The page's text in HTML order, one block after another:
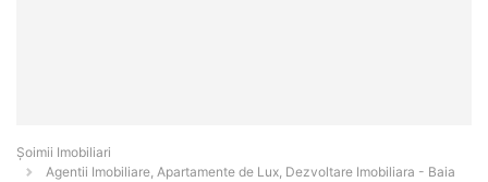
Șoimii Imobiliari
Agentii Imobiliare, Apartamente de Lux, Dezvoltare Imobiliara - Baia